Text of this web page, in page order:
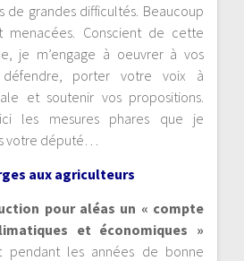
de grandes difficultés. Beaucoup
menacées. Conscient de cette
je m’engage à oeuvrer à vos
porter votre voix à
et soutenir vos propositions.
les mesures phares que je
votre député…
aux agriculteurs
pour aléas un « compte
et économiques »
pendant les années de bonne